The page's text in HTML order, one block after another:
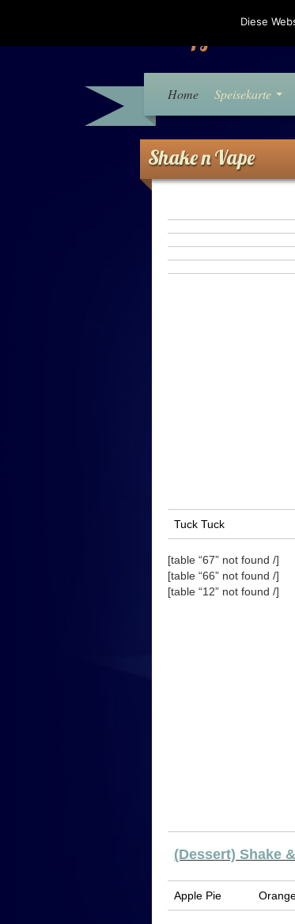
Dampfer Eck
Home Speisekarte
Shake n Vape
Tuck Tuck
[table “67” not found /]
[table “66” not found /]
[table “12” not found /]
(Dessert) Shake
Apple Pie
Diese